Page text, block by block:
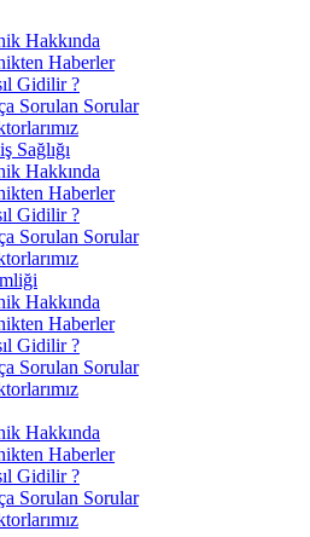
Hakkında
Haberler
Gidilir ?
Sorulan Sorular
Sağlığı
Hakkında
Haberler
Gidilir ?
Sorulan Sorular
Hakkında
Haberler
Gidilir ?
Sorulan Sorular
Hakkında
Haberler
Gidilir ?
Sorulan Sorular